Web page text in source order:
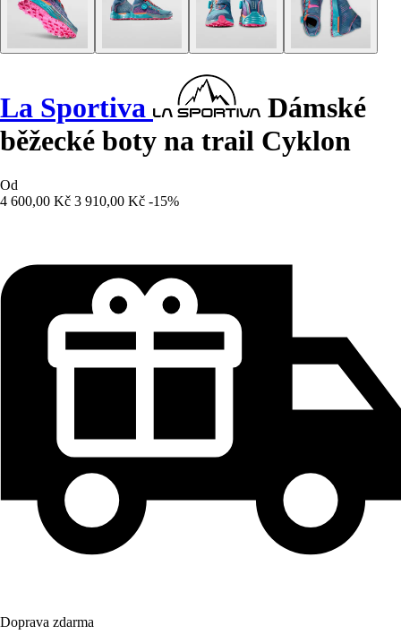
La Sportiva
Dámské
běžecké boty na trail Cyklon
Od
4 600,00 Kč 3 910,00 Kč -15%
Doprava zdarma